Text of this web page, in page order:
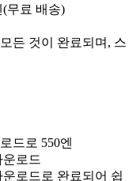
(무료 배송)
든 것이 완료되며, 스
드로 550엔
로드
로드로 완료되어 쉽